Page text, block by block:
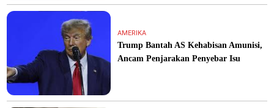
AMERIKA
Trump Bantah AS Kehabisan Amunisi,
Ancam Penjarakan Penyebar Isu